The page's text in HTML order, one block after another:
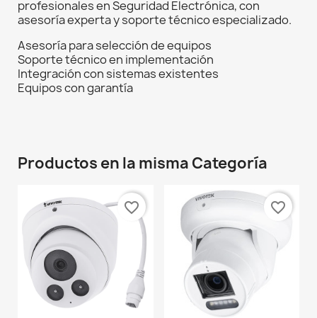
profesionales en Seguridad Electrónica, con
asesoría experta y soporte técnico especializado.
Asesoría para selección de equipos
Soporte técnico en implementación
Integración con sistemas existentes
Equipos con garantía
Productos en la misma Categoría
favorite_border favorite_border